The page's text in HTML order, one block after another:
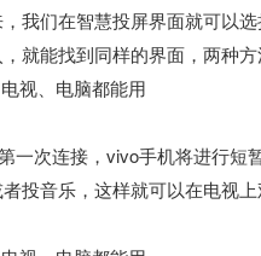
我们在智慧投屏界面就可以
就能找到同样的界面，两种方
一次连接，vivo手机将进行
投音乐，这样就可以在电视